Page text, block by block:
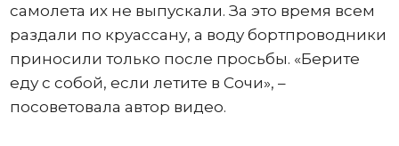
самолета их не выпускали. За это время всем
раздали по круассану, а воду бортпроводники
приносили только после просьбы. «Берите
еду с собой, если летите в Сочи», –
посоветовала автор видео.